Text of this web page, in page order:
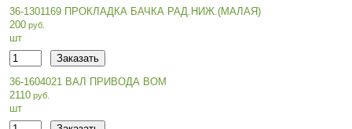
36-1301169 ПРОКЛАДКА БАЧКА РАД.НИЖ.(МАЛАЯ)
200
шт
36-1604021 ВАЛ ПРИВОДА ВОМ
2110
шт